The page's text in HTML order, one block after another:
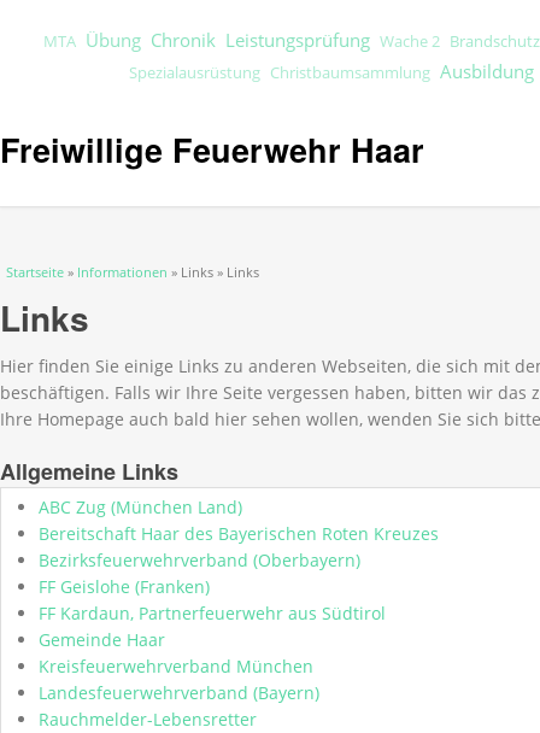
MTA Übung Chronik Leistungsprüfung Wache 2
Spezialausrüstung Christbaumsammlung Ausbildung
Freiwillige Feuerwehr Haar
Sie sind hier
Startseite » Informationen » Links » Links
Links
Hier finden Sie einige Links zu anderen Webseiten, die sich mit
beschäftigen. Falls wir Ihre Seite vergessen haben, bitten wir das
Ihre Homepage auch bald hier sehen wollen, wenden Sie sich
Allgemeine Links
ABC Zug (München Land)
Bereitschaft Haar des Bayerischen Roten Kreuzes
Bezirksfeuerwehrverband (Oberbayern)
FF Geislohe (Franken)
FF Kardaun, Partnerfeuerwehr aus Südtirol
Gemeinde Haar
Kreisfeuerwehrverband München
Landesfeuerwehrverband (Bayern)
Rauchmelder-Lebensretter